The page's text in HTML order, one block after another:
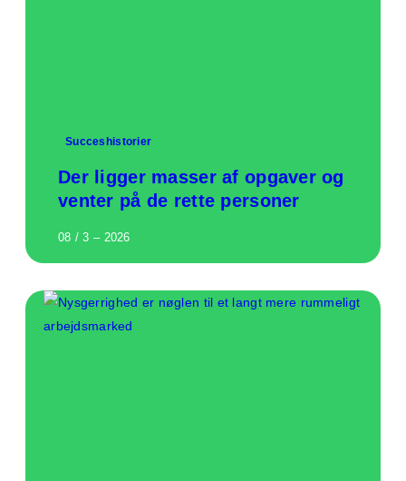
Succeshistorier
Der ligger masser af opgaver og
venter på de rette personer
08 / 3 – 2026